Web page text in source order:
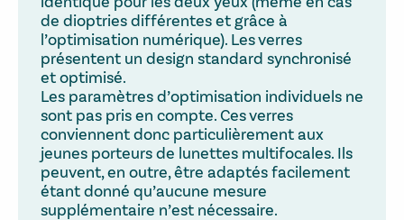
de dioptries différentes et grâce à
l’optimisation numérique). Les verres
présentent un design standard synchronisé
et optimisé.
Les paramètres d’optimisation individuels ne
sont pas pris en compte. Ces verres
conviennent donc particulièrement aux
jeunes porteurs de lunettes multifocales. Ils
peuvent, en outre, être adaptés facilement
étant donné qu’aucune mesure
supplémentaire n’est nécessaire.